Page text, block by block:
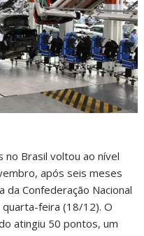
Brasil voltou ao nível
após seis meses
da Confederação Nacional
feira (18/12). O
atingiu 50 pontos, um